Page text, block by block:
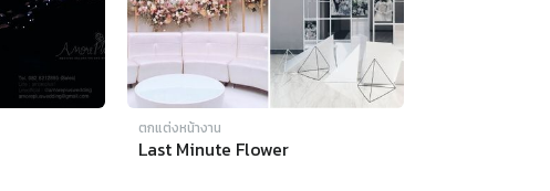
ตกแต่งหน้างาน
Last Minute Flower